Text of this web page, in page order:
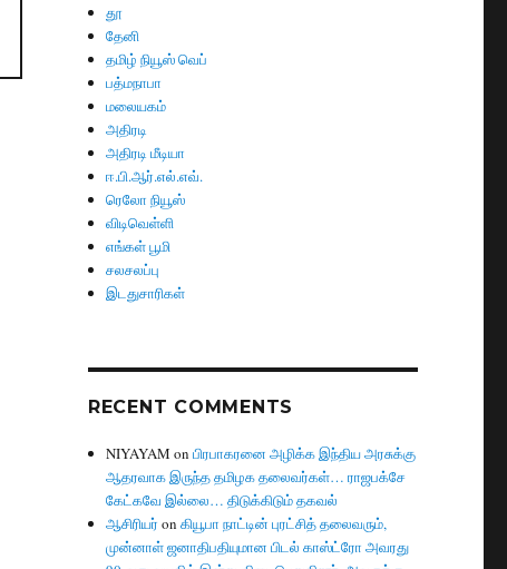
தூ
தேனி
தமிழ் நியூஸ் வெப்
பத்மநாபா
மலையகம்
அதிரடி
அதிரடி மீடியா
ஈ.பி.ஆர்.எல்.எவ்.
ரெலோ நியூஸ்
விடிவெள்ளி
எங்கள் பூமி
சலசலப்பு
இடதுசாரிகள்
RECENT COMMENTS
NIYAYAM onபிரபாகரனை அழிக்க இந்திய அரசுக்கு
ஆதரவாக இருந்த தமிழக தலைவர்கள்… ராஜபக்சே
கேட்கவே இல்லை… திடுக்கிடும் தகவல்
ஆசிரியர் onகியூபா நாட்டின் புரட்சித் தலைவரும்,
முன்னாள் ஜனாதிபதியுமான பிடல் காஸ்ட்ரோ அவரது